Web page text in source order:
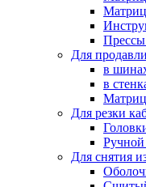
Прессы
Для
в
в
Для резки
Ручной
Для снятия